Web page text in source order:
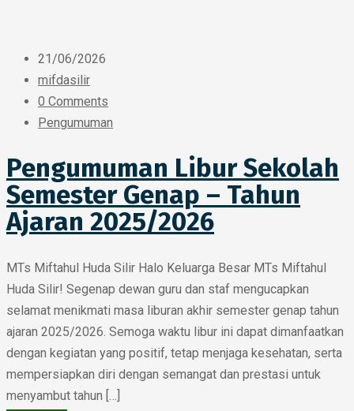
21/06/2026
mifdasilir
0 Comments
Pengumuman
Pengumuman Libur Sekolah
Semester Genap – Tahun
Ajaran 2025/2026
MTs Miftahul Huda Silir Halo Keluarga Besar MTs Miftahul
Huda Silir! Segenap dewan guru dan staf mengucapkan
selamat menikmati masa liburan akhir semester genap tahun
ajaran 2025/2026. Semoga waktu libur ini dapat dimanfaatkan
dengan kegiatan yang positif, tetap menjaga kesehatan, serta
mempersiapkan diri dengan semangat dan prestasi untuk
menyambut tahun […]